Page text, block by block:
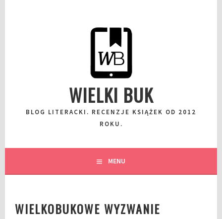
WIELKI BUK
BLOG LITERACKI. RECENZJE KSIĄŻEK OD 2012
ROKU.
MENU
WIELKOBUKOWE WYZWANIE